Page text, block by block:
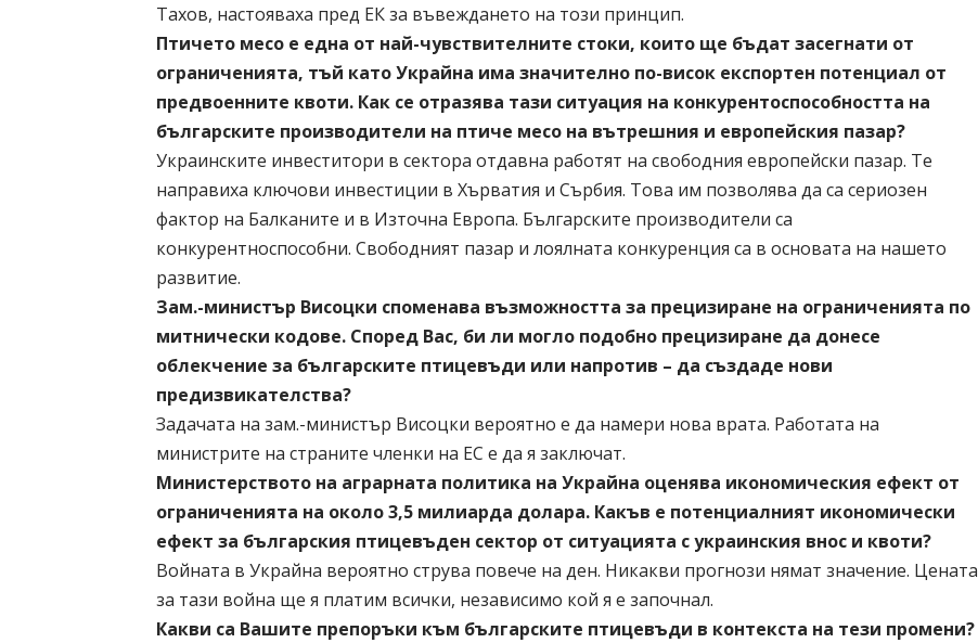
Тахов, настояваха пред ЕК за въвеждането на този принцип.
Птичето месо е една от най-чувствителните стоки, които ще бъдат засегнати от
ограниченията, тъй като Украйна има значително по-висок експортен потенциал от
предвоенните квоти. Как се отразява тази ситуация на конкурентоспособността на
българските производители на птиче месо на вътрешния и европейския пазар?
Украинските инвеститори в сектора отдавна работят на свободния европейски пазар. Те
направиха ключови инвестиции в Хърватия и Сърбия. Това им позволява да са сериозен
фактор на Балканите и в Източна Европа. Българските производители са
конкурентноспособни. Свободният пазар и лоялната конкуренция са в основата на нашето
развитие.
Зам.-министър Висоцки споменава възможността за прецизиране на ограниченията по
митнически кодове. Според Вас, би ли могло подобно прецизиране да донесе
облекчение за българските птицевъди или напротив – да създаде нови
предизвикателства?
Задачата на зам.-министър Висоцки вероятно е да намери нова врата. Работата на
министрите на страните членки на ЕС е да я заключат.
Министерството на аграрната политика на Украйна оценява икономическия ефект от
ограниченията на около 3,5 милиарда долара. Какъв е потенциалният икономически
ефект за българския птицевъден сектор от ситуацията с украинския внос и квоти?
Войната в Украйна вероятно струва повече на ден. Никакви прогнози нямат значение. Цената
за тази война ще я платим всички, независимо кой я е започнал.
Какви са Вашите препоръки към българските птицевъди в контекста на тези промени?